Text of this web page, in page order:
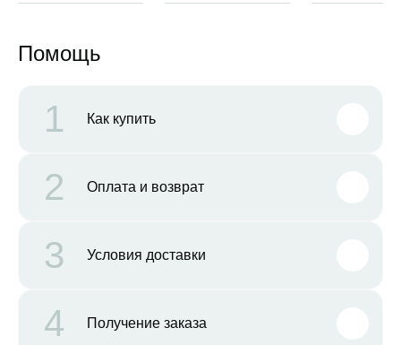
Помощь
1 Как купить
2 Оплата и возврат
3 Условия доставки
4 Получение заказа